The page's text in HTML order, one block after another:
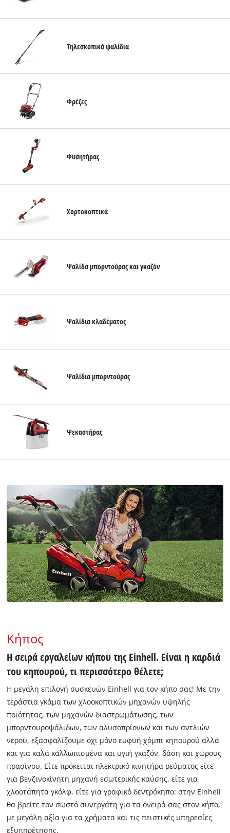
Τηλεσκοπικά ψαλίδια
Φρέζες
Φυσητήρας
Χορτοκοπτικά
Ψαλίδα μπορντούρας και γκαζόν
Ψαλίδια κλαδέματος
Ψαλίδια μπορντούρας
Ψεκαστήρας
Κήπος
Η σειρά εργαλείων κήπου της Einhell. Είναι η καρδιά
του κηπουρού, τι περισσότερο θέλετε;
Η μεγάλη επιλογή συσκευών Einhell για τον κήπο σας! Με την
τεράστια γκάμα των χλοοκοπτικών μηχανών υψηλής
ποιότητας, των μηχανών διαστρωμάτωσης, των
μπορντουροψάλιδων, των αλυσοπρίονων και των αντλιών
νερού, εξασφαλίζουμε όχι μόνο ευφυή χόμπι κηπουρού αλλά
και για καλά καλλωπισμένα και υγιή γκαζόν, δάση και χώρους
πρασίνου. Είτε πρόκειται ηλεκτρικό κινητήρα ρεύματος είτε
για βενζινοκίνητη μηχανή εσωτερικής καύσης, είτε για
χλοοτάπητα γκόλφ, είτε για γραφικό δεντρόκηπο: στην Einhell
θα βρείτε τον σωστό συνεργάτη για τα όνειρά σας στον κήπο,
με μεγάλη αξία για τα χρήματα και τις πειστικές υπηρεσίες
εξυπηρέτησης.